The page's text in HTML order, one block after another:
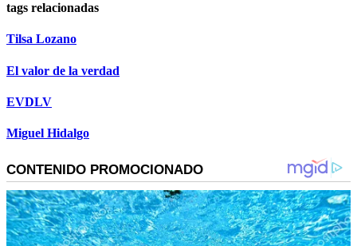
tags relacionadas
Tilsa Lozano
El valor de la verdad
EVDLV
Miguel Hidalgo